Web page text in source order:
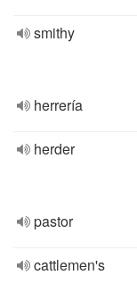
smithy
herrería
herder
pastor
cattlemen's